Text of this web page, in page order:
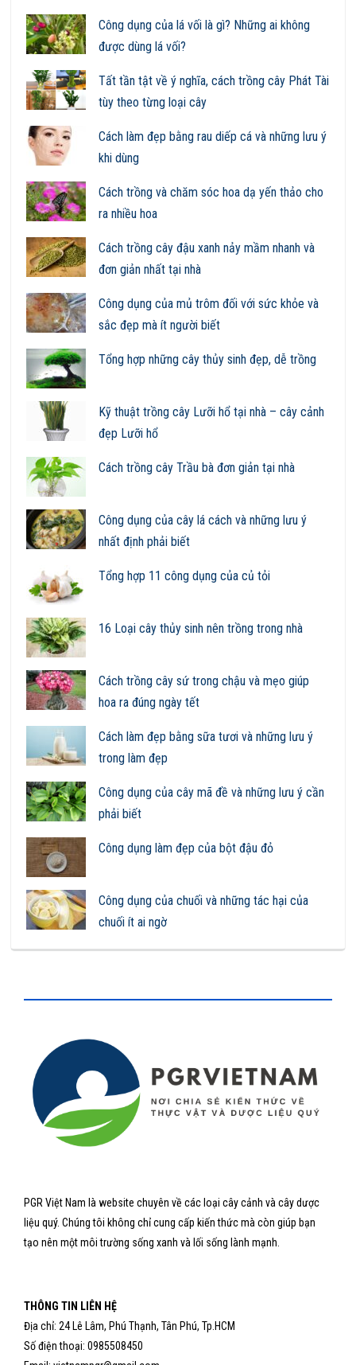
Công dụng của lá vối là gì? Những ai không
được dùng lá vối?
Tất tần tật về ý nghĩa, cách trồng cây Phát Tài
tùy theo từng loại cây
Cách làm đẹp bằng rau diếp cá và những lưu ý
khi dùng
Cách trồng và chăm sóc hoa dạ yến thảo cho
ra nhiều hoa
Cách trồng cây đậu xanh nảy mầm nhanh và
đơn giản nhất tại nhà
Công dụng của mủ trôm đối với sức khỏe và
sắc đẹp mà ít người biết
Tổng hợp những cây thủy sinh đẹp, dễ trồng
Kỹ thuật trồng cây Lưỡi hổ tại nhà – cây cảnh
đẹp Lưỡi hổ
Cách trồng cây Trầu bà đơn giản tại nhà
Công dụng của cây lá cách và những lưu ý
nhất định phải biết
Tổng hợp 11 công dụng của củ tỏi
16 Loại cây thủy sinh nên trồng trong nhà
Cách trồng cây sứ trong chậu và mẹo giúp
hoa ra đúng ngày tết
Cách làm đẹp bằng sữa tươi và những lưu ý
trong làm đẹp
Công dụng của cây mã đề và những lưu ý cần
phải biết
Công dụng làm đẹp của bột đậu đỏ
Công dụng của chuối và những tác hại của
chuối ít ai ngờ
PGR Việt Nam là website chuyên về các loại cây cảnh và cây dược
liệu quý. Chúng tôi không chỉ cung cấp kiến thức mà còn giúp bạn
tạo nên một môi trường sống xanh và lối sống lành mạnh.
THÔNG TIN LIÊN HỆ
Địa chỉ: 24 Lê Lâm, Phú Thạnh, Tân Phú, Tp.HCM
Số điện thoại: 0985508450